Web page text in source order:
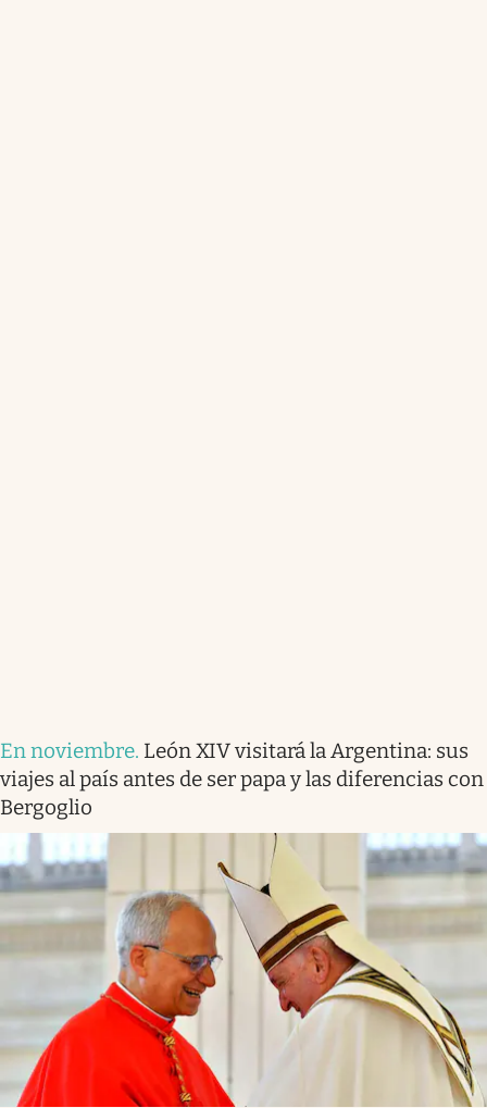
En noviembre. León XIV visitará la Argentina: sus
viajes al país antes de ser papa y las diferencias con
Bergoglio